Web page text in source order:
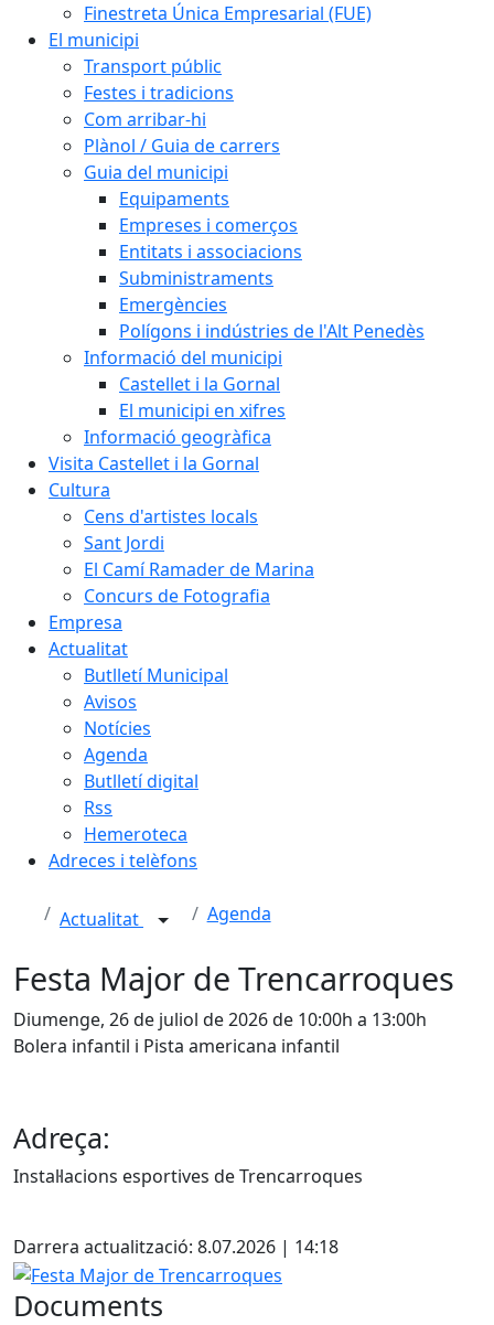
Finestreta Única Empresarial (FUE)
El municipi
Transport públic
Festes i tradicions
Com arribar-hi
Plànol / Guia de carrers
Guia del municipi
Equipaments
Empreses i comerços
Entitats i associacions
Subministraments
Emergències
Polígons i indústries de l'Alt Penedès
Informació del municipi
Castellet i la Gornal
El municipi en xifres
Informació geogràfica
Visita Castellet i la Gornal
Cultura
Cens d'artistes locals
Sant Jordi
El Camí Ramader de Marina
Concurs de Fotografia
Empresa
Actualitat
Butlletí Municipal
Avisos
Notícies
Agenda
Butlletí digital
Rss
Hemeroteca
Adreces i telèfons
Actualitat Agenda
Festa Major de Trencarroques
Diumenge, 26 de juliol de 2026 de 10:00h a 13:00h
Bolera infantil i Pista americana infantil
Adreça:
Instal·lacions esportives de Trencarroques
Darrera actualització: 8.07.2026 | 14:18
Festa Major de Trencarroques
Documents